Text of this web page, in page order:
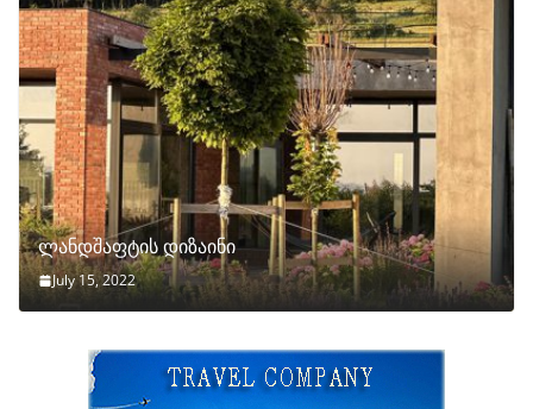
ლანდშაფტის დიზაინი
July 15, 2022